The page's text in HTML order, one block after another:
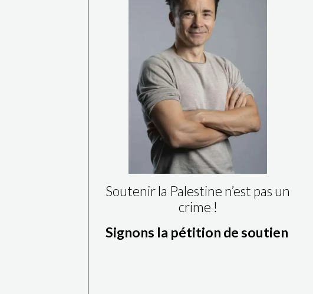
Soutenir la Palestine n’est pas un
crime !
Signons la pétition de soutien